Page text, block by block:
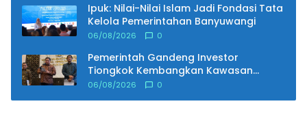
Ipuk: Nilai-Nilai Islam Jadi Fondasi Tata
Kelola Pemerintahan Banyuwangi
06/08/2026 0
Pemerintah Gandeng Investor
Tiongkok Kembangkan Kawasan
Industri Pertama di Madura
06/08/2026 0